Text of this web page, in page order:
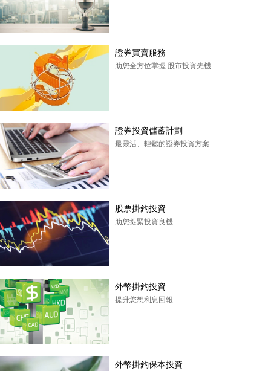
證券買賣服務
助您全方位掌握 股市投資先機
證券投資儲蓄計劃
最靈活、輕鬆的證券投資方案
股票掛鈎投資
助您捉緊投資良機
外幣掛鈎投資
提升您想利息回報
外幣掛鈎保本投資